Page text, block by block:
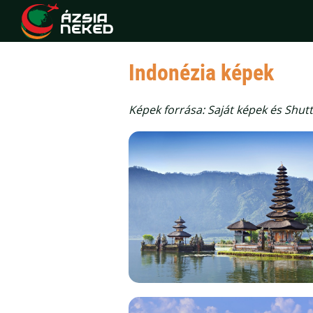
Indonézia képek
Képek forrása: Saját képek és